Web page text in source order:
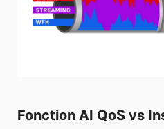
Fonction AI QoS vs